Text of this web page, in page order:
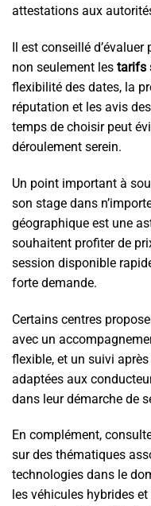
attestations aux
Il est conseillé
non seulement les tarifs
flexibilité des dates, la
réputation et les avis
temps de choisir peut
déroulement serein.
Un point important à
son stage dans
géographique est une
souhaitent profiter de
session disponible
forte demande.
Certains centres
avec un
flexible, et un suivi
adaptées aux
dans leur démarche de
En complément,
sur des thématiques
technologies dans le
les véhicules hybrides